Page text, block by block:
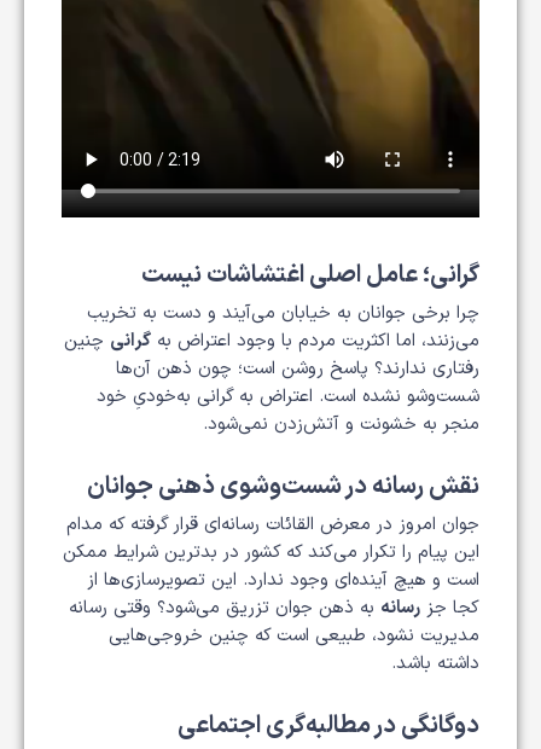
گرانی؛ عامل اصلی اغتشاشات نیست
چرا برخی جوانان به خیابان می‌آیند و دست به تخریب
می‌زنند، اما اکثریت مردم با وجود اعتراض به گرانی چنین
رفتاری ندارند؟ پاسخ روشن است؛ چون ذهن آن‌ها
شست‌وشو نشده است. اعتراض به گرانی به‌خودیِ خود
منجر به خشونت و آتش‌زدن نمی‌شود.
نقش رسانه در شست‌وشوی ذهنی جوانان
جوان امروز در معرض القائات رسانه‌ای قرار گرفته که مدام
این پیام را تکرار می‌کند که کشور در بدترین شرایط ممکن
است و هیچ آینده‌ای وجود ندارد. این تصویرسازی‌ها از
کجا جز رسانه به ذهن جوان تزریق می‌شود؟ وقتی رسانه
مدیریت نشود، طبیعی است که چنین خروجی‌هایی
داشته باشد.
دوگانگی در مطالبه‌گری اجتماعی